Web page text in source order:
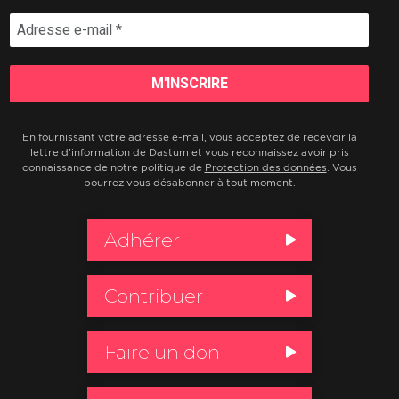
En fournissant votre adresse e-mail, vous acceptez de recevoir la
lettre d'information de Dastum et vous reconnaissez avoir pris
connaissance de notre politique de Protection des données . Vous
pourrez vous désabonner à tout moment.
Adhérer
Contribuer
Faire un don